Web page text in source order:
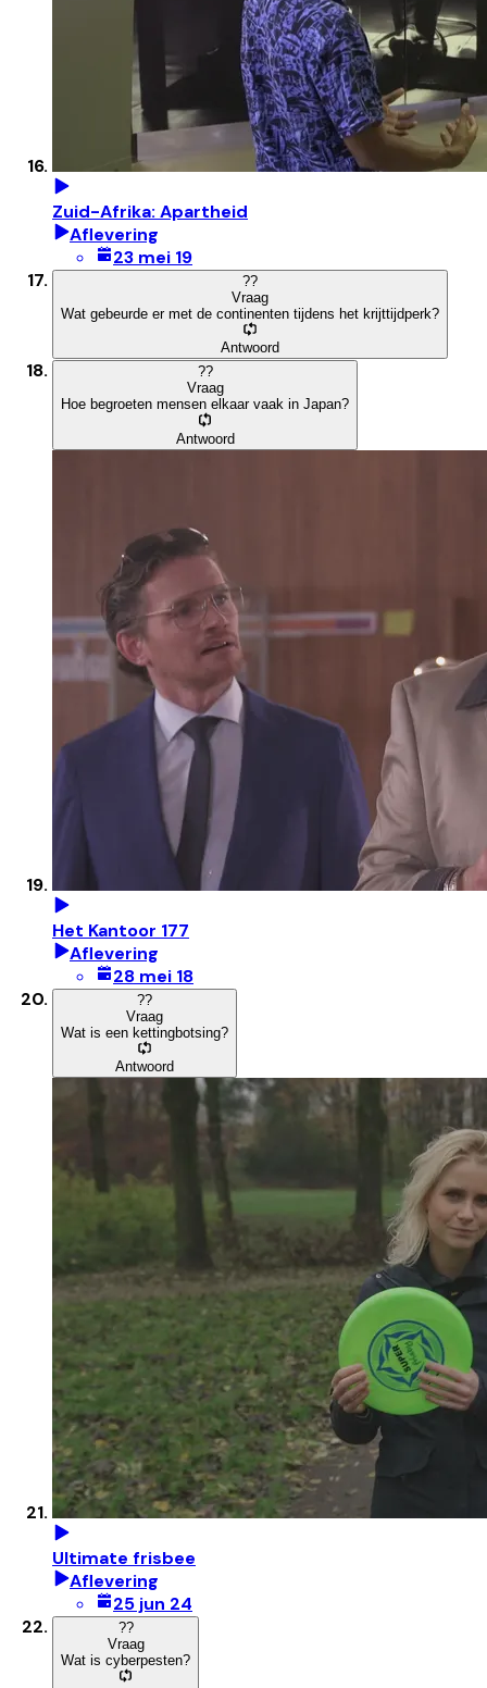
Zuid-Afrika: Apartheid
Aflevering
23 mei 19
??
Vraag
Wat gebeurde er met de continenten tijdens het krijttijdperk?
Antwoord
??
Vraag
Hoe begroeten mensen elkaar vaak in Japan?
Antwoord
Het Kantoor 177
Aflevering
28 mei 18
??
Vraag
Wat is een kettingbotsing?
Antwoord
Ultimate frisbee
Aflevering
25 jun 24
??
Vraag
Wat is cyberpesten?